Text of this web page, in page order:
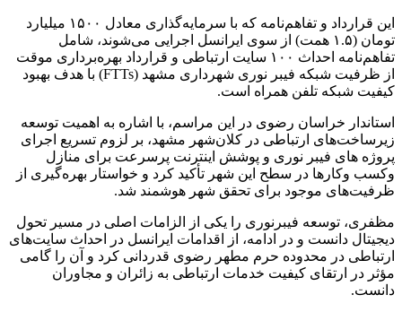
این قرارداد و تفاهم‌نامه که با سرمایه‌گذاری معادل ۱۵۰۰ میلیارد
تومان (۱.۵ همت) از سوی ایرانسل اجرایی می‌شوند، شامل
تفاهم‌نامه احداث ۱۰۰ سایت ارتباطی و قرارداد بهره‌برداری موقت
از ظرفیت شبکه فیبر نوری شهرداری مشهد (FTTs) با هدف بهبود
کیفیت شبکه تلفن همراه است.
استاندار خراسان رضوی در این مراسم، با اشاره به اهمیت توسعه
زیرساخت‌های ارتباطی در کلان‌شهر مشهد، بر لزوم تسریع اجرای
پروژه های فیبر نوری و پوشش اینترنت پرسرعت برای منازل
وکسب وکارها در سطح این شهر تأکید کرد و خواستار بهره‌گیری از
ظرفیت‌های موجود برای تحقق شهر هوشمند شد.
مظفری، توسعه فیبرنوری را یکی از الزامات اصلی در مسیر تحول
دیجیتال دانست و در ادامه، از اقدامات ایرانسل در احداث سایت‌های
ارتباطی در محدوده حرم مطهر رضوی قدردانی کرد و آن را گامی
مؤثر در ارتقای کیفیت خدمات ارتباطی به زائران و مجاوران
دانست.